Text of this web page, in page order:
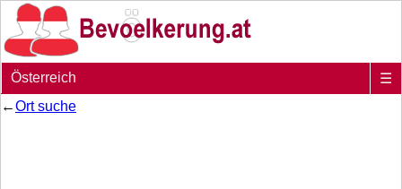
Österreich
☰
←Ort suche